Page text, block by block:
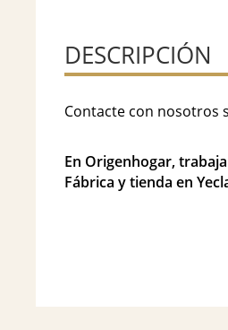
DESCRIPCIÓN
Contacte con nosotros
En Origenhogar,
Fábrica y tienda en